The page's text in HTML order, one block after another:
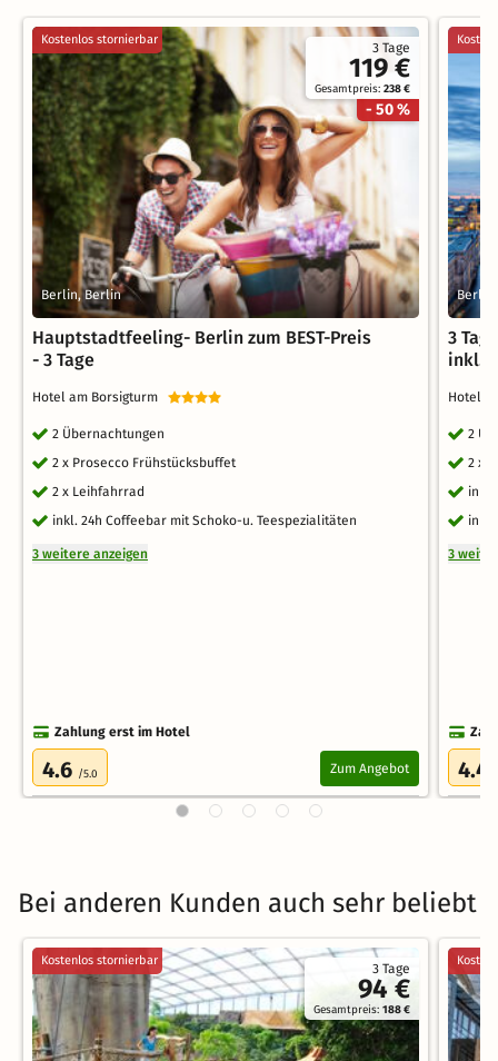
3 Tage
119 €
Gesamtpreis:238 €
- 50 %
Kostenlos stornierbar
Berlin, Berlin
Hauptstadtfeeling- Berlin zum BEST-Preis
- 3 Tage
Hotel am Borsigturm
2 Übernachtungen
2 x Prosecco Frühstücksbuffet
2 x Leihfahrrad
inkl. 24h Coffeebar mit Schoko-u. Teespezialitäten
3 weitere anzeigen
Zahlung erst im Hotel
4.6 /5.0 Zum Angebot
3
inkl.
Hotel
2
2 x
inkl.
inkl.
3
4.4
Bei anderen Kunden auch sehr beliebt
3 Tage
94 €
Gesamtpreis:188 €
Kostenlos stornierbar